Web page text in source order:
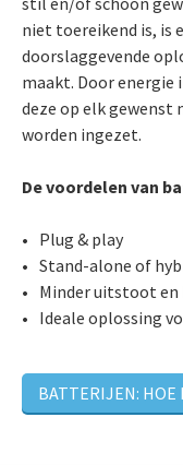
niet toereikend is, is
doorslaggevende
maakt. Door
deze op elk gewenst
worden ingezet.
De voordelen van
Plug & play
Stand-alone of
Minder uitstoot
Ideale oplossing
BATTERIJEN: HOE